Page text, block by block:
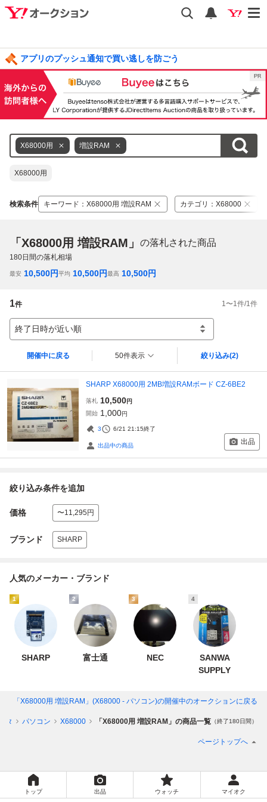
アプリのプッシュ通知で買い逃しを防ごう
X68000用 増設RAM
X68000用
検索条件 キーワード ： X68000用 増設RAM カテゴリ ： X68000
「X68000用 増設RAM」 の落札された商品
180日間の落札相場
最安 10,500円平均 10,500円最高 10,500円
1件 1 〜1 件/1 件
終了日時が近い順
開催中に戻る 50件表示 絞り込み(2)
SHARP X68000用 2MB増設RAMボード CZ-6BE2
落札 10,500円
開始 1,000円
3 6/21 21:15終了
出品中の商品 出品
絞り込み条件を追加
価格 〜11,295円
ブランド SHARP
人気のメーカー・ブランド
1
SHARP
2
富士通
3
NEC
4
SANWA
SUPPLY
「X68000用 増設RAM」(X68000 - パソコン)の開催中のオークションに戻る
タ パソコン X68000 「X68000用 増設RAM」の商品一覧 （終了180日間）
ページトップへ
トップ 出品 ウォッチ マイオク